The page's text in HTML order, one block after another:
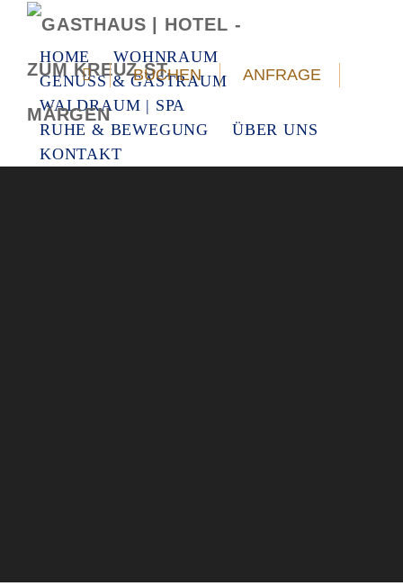
HOME
WOHNRAUM
GENUSS & GASTRAUM
WALDRAUM | SPA
RUHE & BEWEGUNG
ÜBER UNS
KONTAKT
BUCHEN ANFRAGE